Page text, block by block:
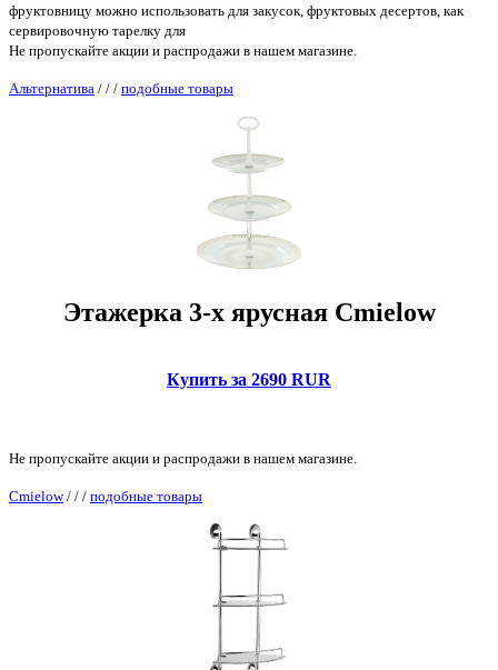
фруктовницу можно использовать для закусок, фруктовых десертов, как
сервировочную тарелку для
Не пропускайте акции и распродажи в нашем магазине.
Альтернатива / / / подобные товары
Этажерка 3-х ярусная Cmielow
Купить за 2690 RUR
Не пропускайте акции и распродажи в нашем магазине.
Cmielow/ / / подобные товары